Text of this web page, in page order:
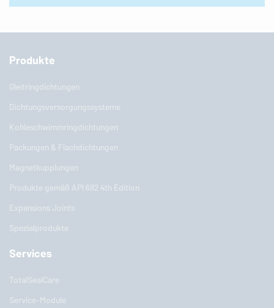
Produkte
Gleitringdichtungen
Dichtungsversorgungssysteme
Kohleschwimmringdichtungen
Packungen & Flachdichtungen
Magnetkupplungen
Produkte gemäß API 682 4th Edition
Expansions Joints
Spezialprodukte
Services
TotalSealCare
Service-Module